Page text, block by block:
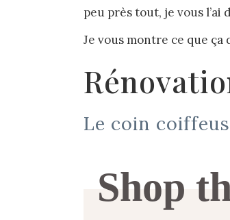
peu près tout, je vous l’ai
Je vous montre ce que ça
Le coin
Shop